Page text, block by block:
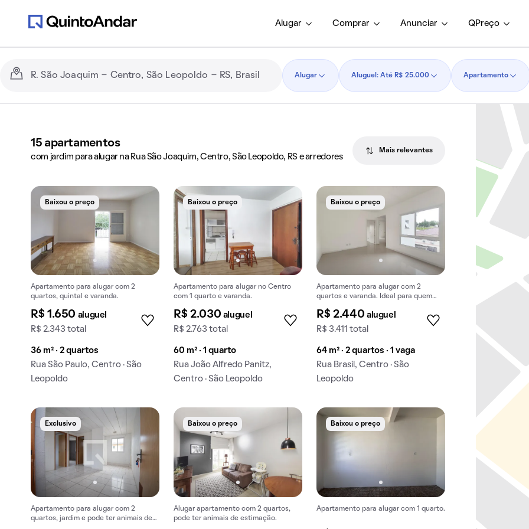
Alugar Comprar Anunciar QPreço
Alugar Aluguel: Até R$ 25.000 Apartamento
15 apartamentos
com jardim para alugar na Rua São Joaquim, Centro, São Leopoldo, RS e arredores
Mais relevantes
Baixou o preço
Apartamento para alugar com 2
quartos, quintal e varanda.
R$ 1.650 aluguel
R$ 2.343 total
36 m² · 2 quartos
Rua São Paulo, Centro · São
Leopoldo
Baixou o preço
Apartamento para alugar no Centro
com 1 quarto e varanda.
R$ 2.030 aluguel
R$ 2.763 total
60 m² · 1 quarto
Rua João Alfredo Panitz,
Centro · São Leopoldo
Baixou o preço
Apartamento para alugar com 2
quartos e varanda. Ideal para quem
R$ 2.440 aluguel
R$ 3.411 total
64 m² · 2 quartos · 1 vaga
Rua Brasil, Centro · São
Leopoldo
Exclusivo
Apartamento para alugar com 2
quartos, jardim e pode ter animais de
Baixou o preço
Alugar apartamento com 2 quartos,
pode ter animais de estimação.
Baixou o preço
Apartamento para alugar com 1 quarto.